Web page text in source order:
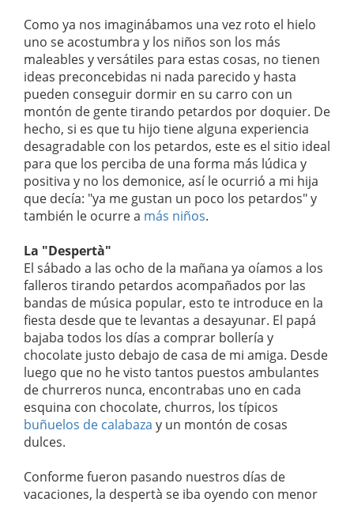
Como ya nos imaginábamos una vez roto el hielo
uno se acostumbra y los niños son los más
maleables y versátiles para estas cosas, no tienen
ideas preconcebidas ni nada parecido y hasta
pueden conseguir dormir en su carro con un
montón de gente tirando petardos por doquier. De
hecho, si es que tu hijo tiene alguna experiencia
desagradable con los petardos, este es el sitio ideal
para que los perciba de una forma más lúdica y
positiva y no los demonice, así le ocurrió a mi hija
que decía: "ya me gustan un poco los petardos" y
también le ocurre a más niños.
La "Despertà"
El sábado a las ocho de la mañana ya oíamos a los
falleros tirando petardos acompañados por las
bandas de música popular, esto te introduce en la
fiesta desde que te levantas a desayunar. El papá
bajaba todos los días a comprar bollería y
chocolate justo debajo de casa de mi amiga. Desde
luego que no he visto tantos puestos ambulantes
de churreros nunca, encontrabas uno en cada
esquina con chocolate, churros, los típicos
buñuelos de calabaza y un montón de cosas
dulces.
Conforme fueron pasando nuestros días de
vacaciones, la despertà se iba oyendo con menor